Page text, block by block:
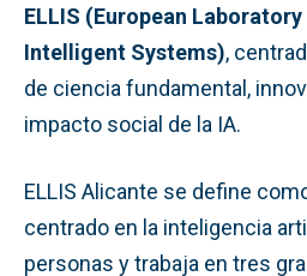
ELLIS (European
Intelligent Systems),
de ciencia fundamental,
impacto social de la IA.
ELLIS Alicante se define
centrado en la inteligencia
personas y trabaja en tres